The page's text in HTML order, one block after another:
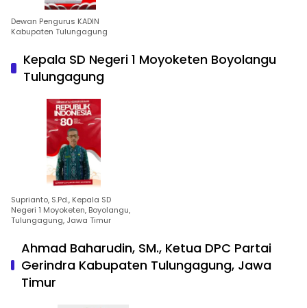
Dewan Pengurus KADIN
Kabupaten Tulungagung
Kepala SD Negeri 1 Moyoketen Boyolangu
Tulungagung
Suprianto, S.Pd., Kepala SD
Negeri 1 Moyoketen, Boyolangu,
Tulungagung, Jawa Timur
Ahmad Baharudin, SM., Ketua DPC Partai
Gerindra Kabupaten Tulungagung, Jawa
Timur